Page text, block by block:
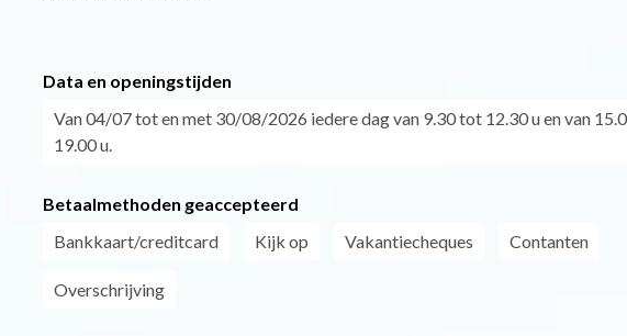
Data en openingstijden
Van 04/07 tot en met 30/08/2026 iedere dag van 9.30 tot 12.30 u en van
19.00 u.
Betaalmethoden geaccepteerd
Bankkaart/creditcard
Kijk op Vakantiecheques Contanten
Overschrijving